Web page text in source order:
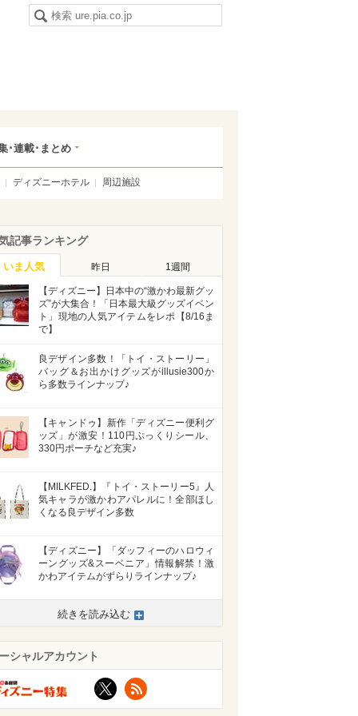
･連載･まとめ
ディズニーホテル 周辺施設
記事ランキング
いま人気 昨日 1週間
【ディズニー】日本中の“激かわ最新グッ
ズ”が大集合！「日本最大級グッズイベン
ト」現地の人気アイテムをレポ【8/16ま
で】
良デザイン多数！「トイ・ストーリー」
バッグ＆お出かけグッズがillusie300か
ら多数ラインナップ♪
【キャンドゥ】新作「ディズニー便利グ
ッズ」が激安！110円ぷっくりシール、
330円ポーチなど充実♪
【MILKFED.】『トイ・ストーリー5』人
気キャラが激かわアパレルに！全部ほし
くなる良デザイン多数
【ディズニー】「ダッフィーのハロウィ
ーングッズ&スーベニア」情報解禁！激
かわアイテムがずらりラインナップ♪
続きを読み込む
シャルアカウント
X